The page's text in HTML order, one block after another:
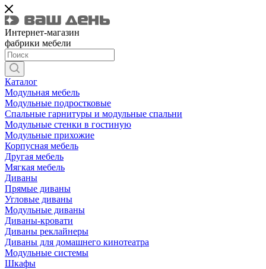
Интернет-магазин
фабрики мебели
Каталог
Модульная мебель
Модульные подростковые
Спальные гарнитуры и модульные спальни
Модульные стенки в гостиную
Модульные прихожие
Корпусная мебель
Другая мебель
Мягкая мебель
Диваны
Прямые диваны
Угловые диваны
Модульные диваны
Диваны-кровати
Диваны реклайнеры
Диваны для домашнего кинотеатра
Модульные системы
Шкафы